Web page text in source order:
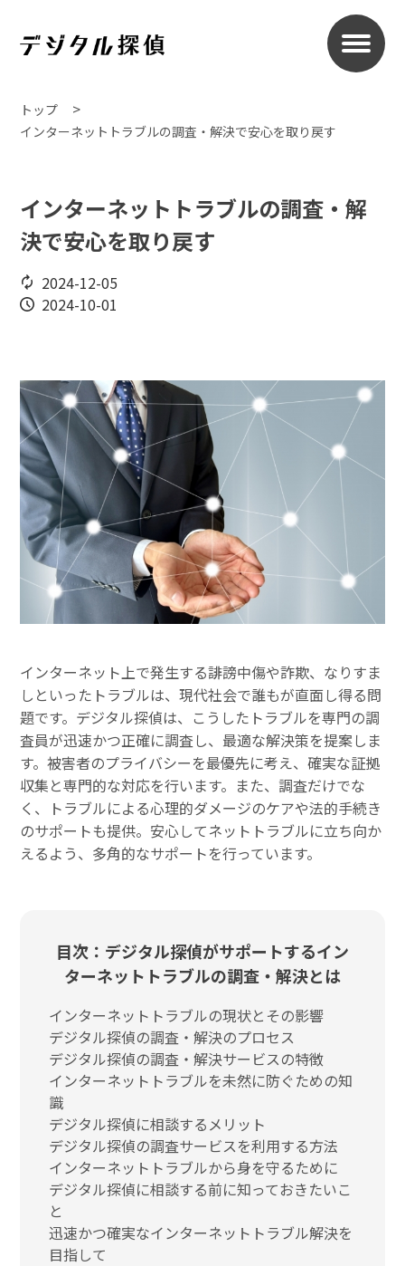
トップ
インターネットトラブルの調査・解決で安心を取り戻す
インターネットトラブルの調査・解
決で安心を取り戻す
2024-12-05
2024-10-01
インターネット上で発生する誹謗中傷や詐欺、なりすま
しといったトラブルは、現代社会で誰もが直面し得る問
題です。デジタル探偵は、こうしたトラブルを専門の調
査員が迅速かつ正確に調査し、最適な解決策を提案しま
す。被害者のプライバシーを最優先に考え、確実な証拠
収集と専門的な対応を行います。また、調査だけでな
く、トラブルによる心理的ダメージのケアや法的手続き
のサポートも提供。安心してネットトラブルに立ち向か
えるよう、多角的なサポートを行っています。
目次：デジタル探偵がサポートするイン
ターネットトラブルの調査・解決とは
インターネットトラブルの現状とその影響
デジタル探偵の調査・解決のプロセス
デジタル探偵の調査・解決サービスの特徴
インターネットトラブルを未然に防ぐための知
識
デジタル探偵に相談するメリット
デジタル探偵の調査サービスを利用する方法
インターネットトラブルから身を守るために
デジタル探偵に相談する前に知っておきたいこ
と
迅速かつ確実なインターネットトラブル解決を
目指して